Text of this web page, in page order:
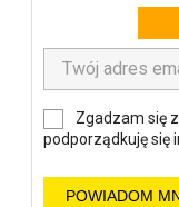
Zgadzam się
podporządkuję się
POWIADOM